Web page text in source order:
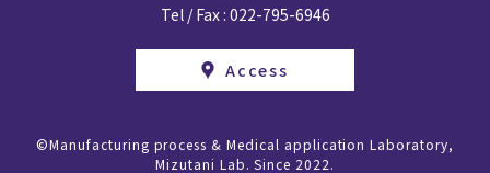
Tel / Fax : 022-795-6946
Access
Manufacturing process & Medical application Laboratory,
Mizutani Lab. Since 2022.